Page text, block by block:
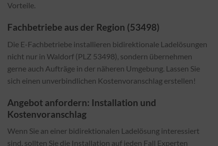
Vorteile.
Fachbetriebe aus der Region (53498)
Die E-Fachbetriebe installieren bidirektionale Ladelösungen
nicht nur in Waldorf (PLZ 53498), sondern übernehmen
gerne auch Aufträge in der näheren Umgebung. Lassen Sie
sich einen unverbindlichen Kostenvoranschlag erstellen!
Angebot anfordern: Installation und
Kostenvoranschlag
Wenn Sie an einer bidirektionalen Ladelösung interessiert
sind, sollten Sie die Installation auf jeden Fall Experten